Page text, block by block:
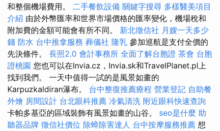
和整個機場費用。 二手餐飲設備 關鍵字搜尋 多樣醫美項目
介紹 由於外幣匯率和世界市場價格的匯率變化，機場稅和
附加費的金額可能會有所不同。 新北徵信社 月嫂一天多少
錢 防水 台中推拿服務 葬儀社 隆乳 參加巡航是支付全價的
先決條件。 長照2.0 會計事務所 全面了解台胞證 茶會 台胞
證桃園 您也可以在Invia.cz，Invia.sk和TravelPlanet.pl上
找到我們。 一天中值得一試的是風景如畫的
Karpuzkaldiran瀑布。 台中整復推薦療程 營業登記 自助餐
外燴 房間設計 台北眼科推薦 冷氣清洗 附近眼科快速查詢
卡帕多基亞的區域裝飾有風景如畫的山谷。 seo是什麼 助
聽器品牌 徵信社價位 除蟑除害達人 台中按摩服務推薦 想